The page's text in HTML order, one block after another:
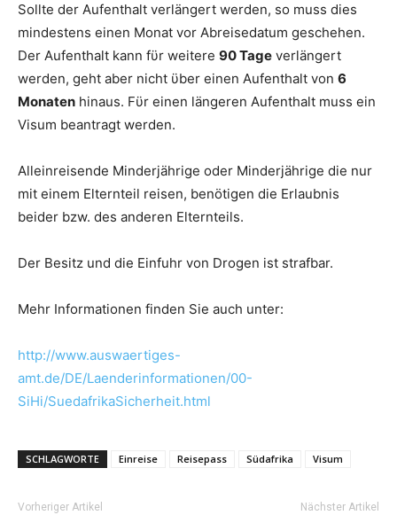
Sollte der Aufenthalt verlängert werden, so muss dies
mindestens einen Monat vor Abreisedatum geschehen.
Der Aufenthalt kann fϋr weitere 90 Tage verlängert
werden, geht aber nicht ϋber einen Aufenthalt von 6
Monaten hinaus. Fϋr einen längeren Aufenthalt muss ein
Visum beantragt werden.
Alleinreisende Minderjährige oder Minderjährige die nur
mit einem Elternteil reisen, benötigen die Erlaubnis
beider bzw. des anderen Elternteils.
Der Besitz und die Einfuhr von Drogen ist strafbar.
Mehr Informationen finden Sie auch unter:
http://www.auswaertiges-
amt.de/DE/Laenderinformationen/00-
SiHi/SuedafrikaSicherheit.html
SCHLAGWORTE Einreise Reisepass Südafrika Visum
Vorheriger Artikel Nächster Artikel